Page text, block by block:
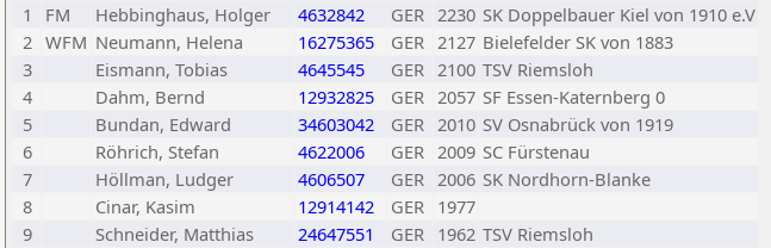
1
FM Hebbinghaus, Holger 4632842 GER 2230 SK Doppelbauer Kiel von 1910 e.V
2 WFM Neumann, Helena 16275365 GER 2127 Bielefelder SK von 1883
3
Eismann, Tobias 4645545 GER 2100 TSV Riemsloh
4
Dahm, Bernd 12932825 GER 2057 SF Essen-Katernberg 0
5
Bundan, Edward 34603042 GER 2010 SV Osnabrück von 1919
6
Röhrich, Stefan 4622006 GER 2009 SC Fürstenau
7
Höllman, Ludger 4606507 GER 2006 SK Nordhorn-Blanke
8
Cinar, Kasim 12914142 GER 1977
9
Schneider, Matthias 24647551 GER 1962 TSV Riemsloh